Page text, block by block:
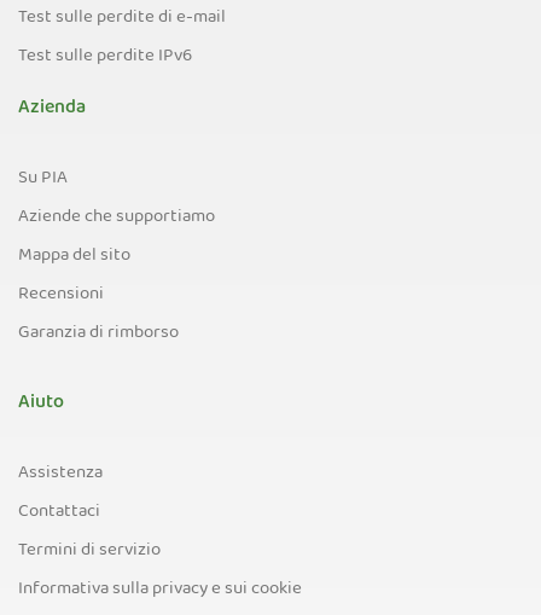
Test sulle perdite di e-mail
Test sulle perdite IPv6
Azienda
Su PIA
Aziende che supportiamo
Mappa del sito
Recensioni
Garanzia di rimborso
Aiuto
Assistenza
Contattaci
Termini di servizio
Informativa sulla privacy e sui cookie